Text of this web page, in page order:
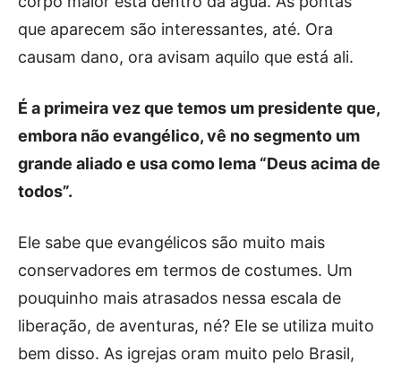
que aparecem são interessantes, até. Ora
causam dano, ora avisam aquilo que está ali.
É a primeira vez que temos um presidente que,
embora não evangélico, vê no segmento um
grande aliado e usa como lema “Deus acima de
todos”.
Ele sabe que evangélicos são muito mais
conservadores em termos de costumes. Um
pouquinho mais atrasados nessa escala de
liberação, de aventuras, né? Ele se utiliza muito
bem disso. As igrejas oram muito pelo Brasil,